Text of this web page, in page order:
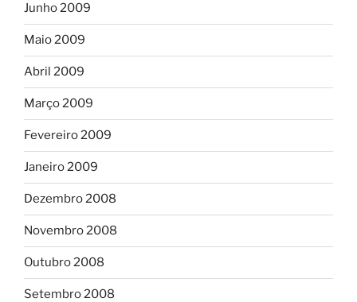
Junho 2009
Maio 2009
Abril 2009
Março 2009
Fevereiro 2009
Janeiro 2009
Dezembro 2008
Novembro 2008
Outubro 2008
Setembro 2008